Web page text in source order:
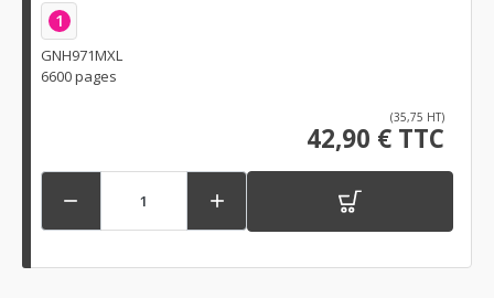
1
GNH971MXL
6600 pages
(35,75 HT)
42,90 € TTC
 